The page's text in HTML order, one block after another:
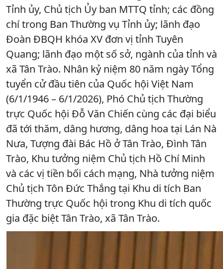
Tỉnh ủy, Chủ tịch Ủy ban MTTQ tỉnh; các đồng
chí trong Ban Thường vụ Tỉnh ủy; lãnh đạo
Đoàn ĐBQH khóa XV đơn vị tỉnh Tuyên
Quang; lãnh đạo một số sở, ngành của tỉnh và
xã Tân Trào. Nhân kỷ niệm 80 năm ngày Tổng
tuyển cử đầu tiên của Quốc hội Việt Nam
(6/1/1946 – 6/1/2026), Phó Chủ tịch Thường
trực Quốc hội Đỗ Văn Chiến cùng các đại biểu
đã tới thăm, dâng hương, dâng hoa tại Lán Nà
Nưa, Tượng đài Bác Hồ ở Tân Trào, Đình Tân
Trào, Khu tưởng niệm Chủ tịch Hồ Chí Minh
và các vị tiền bối cách mạng, Nhà tưởng niệm
Chủ tịch Tôn Đức Thắng tại Khu di tích Ban
Thường trực Quốc hội trong Khu di tích quốc
gia đặc biệt Tân Trào, xã Tân Trào.